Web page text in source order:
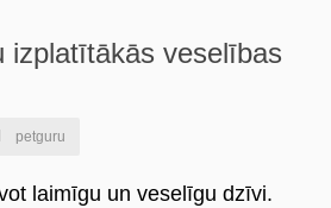
izplatītākās veselības
petguru
laimīgu un veselīgu dzīvi.